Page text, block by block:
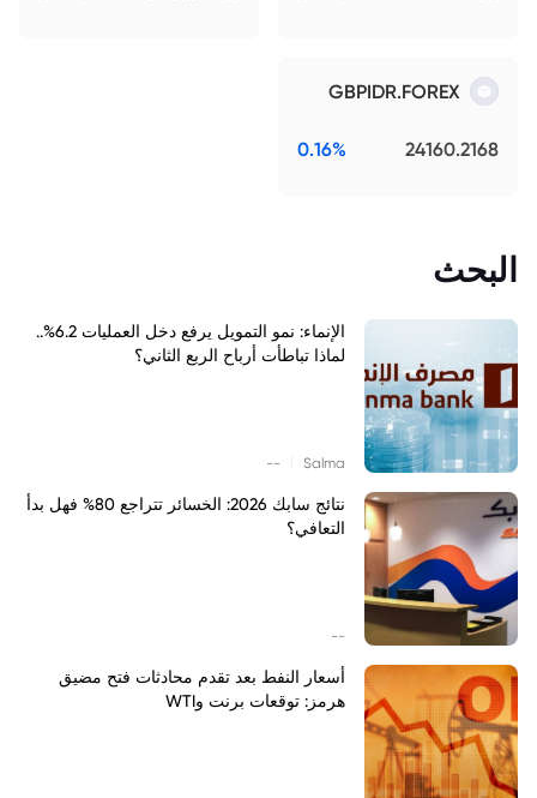
GBPIDR.FOREX
24160.2168
0.16%
البحث
الإنماء: نمو التمويل يرفع دخل العمليات 6.2%..
لماذا تباطأت أرباح الربع الثاني؟
Salma
--
نتائج سابك 2026: الخسائر تتراجع 80% فهل بدأ
التعافي؟
--
أسعار النفط بعد تقدم محادثات فتح مضيق
هرمز: توقعات برنت وWTI